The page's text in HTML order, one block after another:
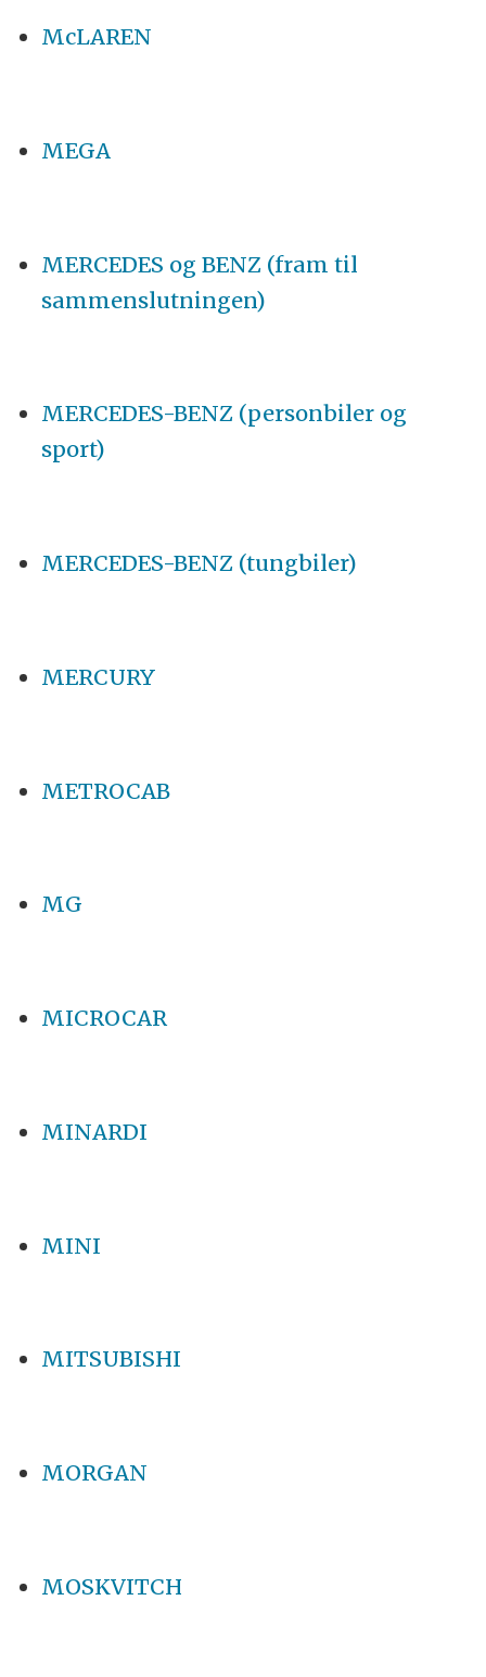
McLAREN
MEGA
MERCEDES og BENZ (fram til
sammenslutningen)
MERCEDES-BENZ (personbiler og
sport)
MERCEDES-BENZ (tungbiler)
MERCURY
METROCAB
MG
MICROCAR
MINARDI
MINI
MITSUBISHI
MORGAN
MOSKVITCH